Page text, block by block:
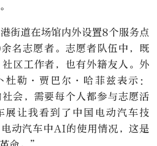
街道在场馆内外设置8个服务点
余名志愿者。志愿者队伍中，既
区工作者，也有外籍友人。外
杜勒 · 贾巴尔 · 哈菲兹表示：
会，需要每个人都参与志愿活
展让我看到了中国电动汽车技
动汽车中AI的使用情况，这是